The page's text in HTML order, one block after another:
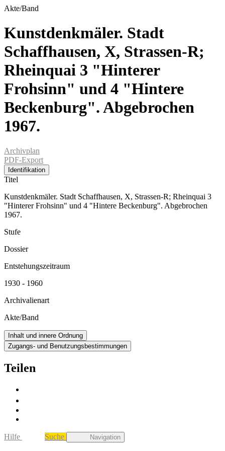
Akte/Band
Kunstdenkmäler. Stadt
Schaffhausen, X, Strassen-R;
Rheinquai 3 "Hinterer
Frohsinn" und 4 "Hintere
Beckenburg". Abgebrochen
1967.
Archivplan
PDF-Export
Identifikation
Titel
Kunstdenkmäler. Stadt Schaffhausen, X, Strassen-R; Rheinquai 3
"Hinterer Frohsinn" und 4 "Hintere Beckenburg". Abgebrochen
1967.
Stufe
Dossier
Entstehungszeitraum
1930 - 1960
Archivalienart
Akte/Band
Inhalt und innere Ordnung
Zugangs- und Benutzungsbestimmungen
Teilen
Hilfe Suche Navigation